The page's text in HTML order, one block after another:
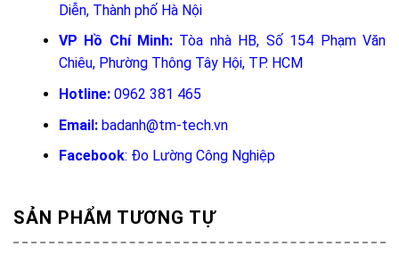
Diễn, Thành phố Hà Nội
VP Hồ Chí Minh: Tòa nhà HB, Số 154 Phạm Văn
Chiêu, Phường Thông Tây Hội, TP. HCM
Hotline: 0962 381 465
Email: badanh@tm-tech.vn
Facebook: Đo Lường Công Nghiệp
SẢN PHẨM TƯƠNG TỰ